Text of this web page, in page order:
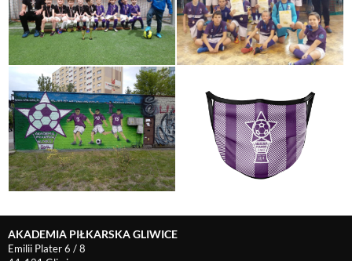
AKADEMIA PIŁKARSKA GLIWICE
Emilii Plater 6 / 8